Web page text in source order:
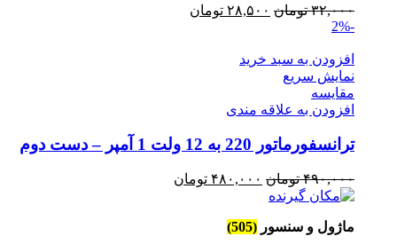
۳۲,۰۰۰ تومان قیمت
بود.
۲۸,۵۰۰ تومان
-2%
افزودن به سبد خرید
نمایش سریع
مقايسه
افزودن به علاقه مندی
ترانسفورماتور 220 به 12 ولت 1 آمپر – دست دوم
۴۹۰,۰۰۰ تومان قیمت
بود.
۴۸۰,۰۰۰ تومان
ماژول و سنسور (505)